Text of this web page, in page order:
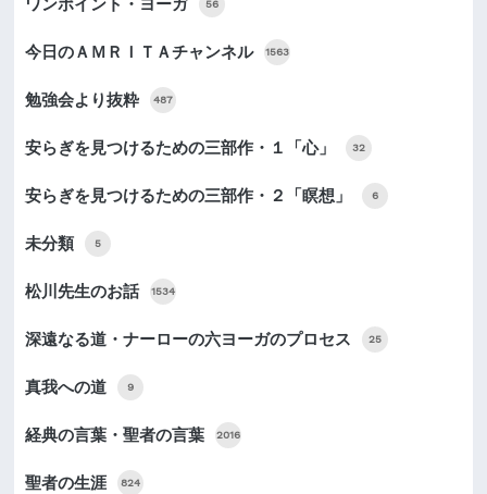
ワンポイント・ヨーガ 56
今日のＡＭＲＩＴＡチャンネル 1563
勉強会より抜粋 487
安らぎを見つけるための三部作・１「心」 32
安らぎを見つけるための三部作・２「瞑想」 6
未分類 5
松川先生のお話 1534
深遠なる道・ナーローの六ヨーガのプロセス 25
真我への道 9
経典の言葉・聖者の言葉 2016
聖者の生涯 824